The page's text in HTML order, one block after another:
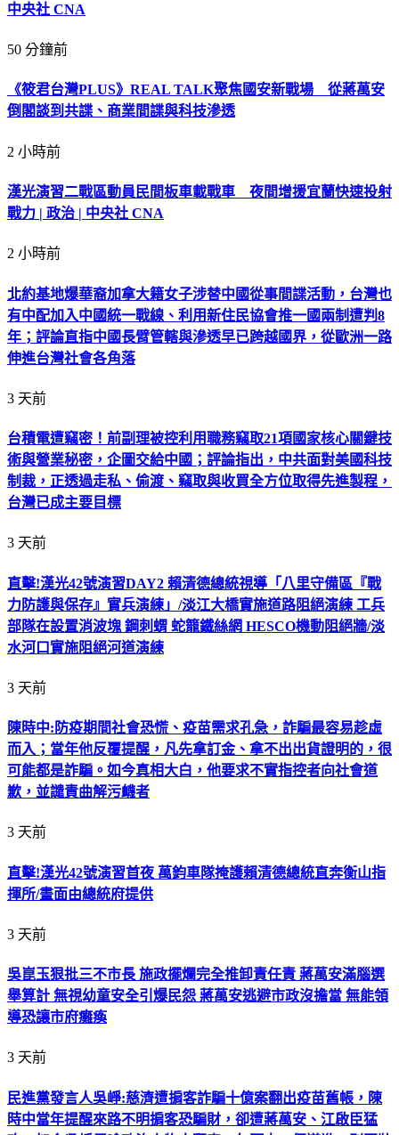
中央社 CNA
50 分鐘前
《筱君台灣PLUS》REAL TALK聚焦國安新戰場 從蔣萬安
倒閣談到共諜、商業間諜與科技滲透
2 小時前
漢光演習二戰區動員民間板車載戰車 夜間增援宜蘭快速投射
戰力 | 政治 | 中央社 CNA
2 小時前
北約基地爆華裔加拿大籍女子涉替中國從事間諜活動，台灣也
有中配加入中國統一戰線、利用新住民協會推一國兩制遭判8
年；評論直指中國長臂管轄與滲透早已跨越國界，從歐洲一路
伸進台灣社會各角落
3 天前
台積電遭竊密！前副理被控利用職務竊取21項國家核心關鍵技
術與營業秘密，企圖交給中國；評論指出，中共面對美國科技
制裁，正透過走私、偷渡、竊取與收買全方位取得先進製程，
台灣已成主要目標
3 天前
直擊!漢光42號演習DAY2 賴清德總統視導「八里守備區『戰
力防護與保存』實兵演練」/淡江大橋實施道路阻絕演練 工兵
部隊在設置消波塊 鋼刺蝟 蛇籠鐵絲網 HESCO機動阻絕牆/淡
水河口實施阻絕河道演練
3 天前
陳時中:防疫期間社會恐慌、疫苗需求孔急，詐騙最容易趁虛
而入；當年他反覆提醒，凡先拿訂金、拿不出出貨證明的，很
可能都是詐騙。如今真相大白，他要求不實指控者向社會道
歉，並譴責曲解污衊者
3 天前
直擊!漢光42號演習首夜 萬鈞車隊掩護賴清德總統直奔衡山指
揮所/畫面由總統府提供
3 天前
吳崑玉狠批三不市長 施政擺爛完全推卸責任責 蔣萬安滿腦選
舉算計 無視幼童安全引爆民怨 蔣萬安逃避市政沒擔當 無能領
導恐讓市府癱瘓
3 天前
民進黨發言人吳崢:慈濟遭掮客詐騙十億案翻出疫苗舊帳，陳
時中當年提醒來路不明掮客恐騙財，卻遭蔣萬安、江啟臣猛